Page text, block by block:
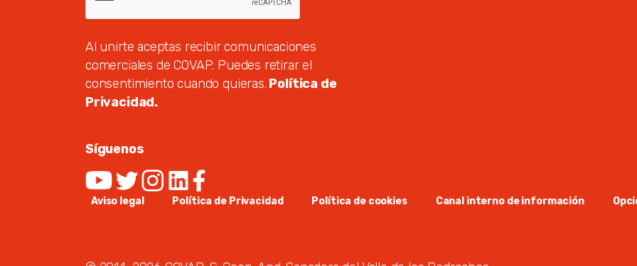
Al unirte aceptas recibir comunicaciones
comerciales de COVAP. Puedes retirar el
consentimiento cuando quieras. Política de
Privacidad.
Síguenos
Aviso legal Política de Privacidad Política de cookies Canal interno de información